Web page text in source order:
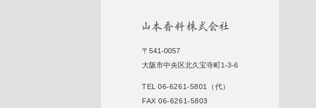
〒541-0057
大阪市中央区北久宝寺町1-3-6
TEL06-6261-5801
（代）
FAX 06-6261-5803